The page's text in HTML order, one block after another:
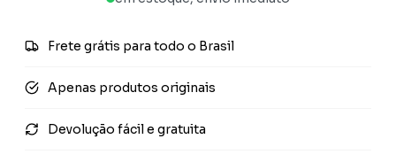
Frete grátis para todo o Brasil
Apenas produtos originais
Devolução fácil e gratuita